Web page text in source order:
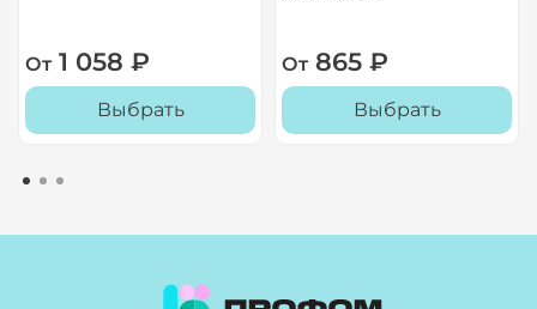
От1 058 ₽
Выбрать
От865 ₽
Выбрать